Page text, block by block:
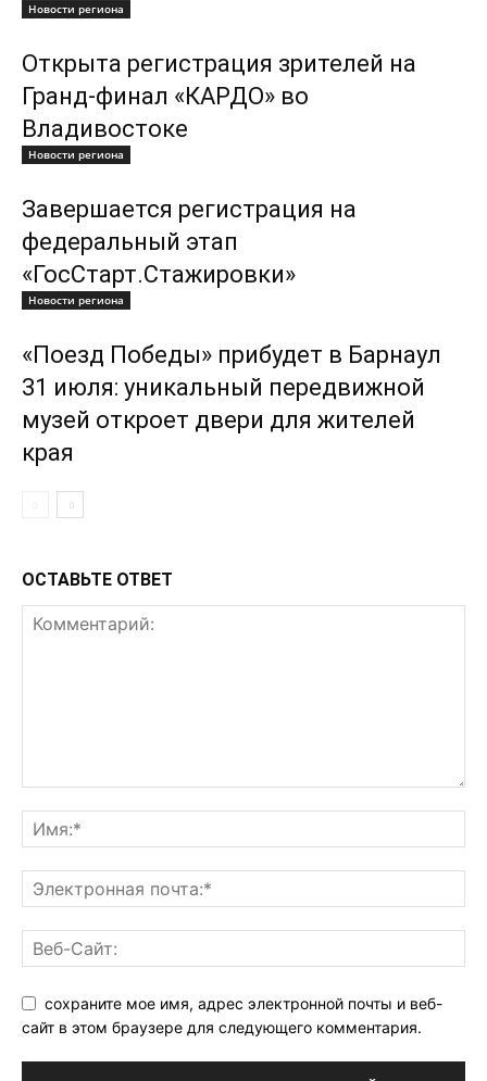
Новости региона
Открыта регистрация зрителей на
Гранд-финал «КАРДО» во
Владивостоке
Новости региона
Завершается регистрация на
федеральный этап
«ГосСтарт.Стажировки»
Новости региона
«Поезд Победы» прибудет в Барнаул
31 июля: уникальный передвижной
музей откроет двери для жителей
края
ОСТАВЬТЕ ОТВЕТ
сохраните мое имя, адрес электронной почты и веб-
сайт в этом браузере для следующего комментария.